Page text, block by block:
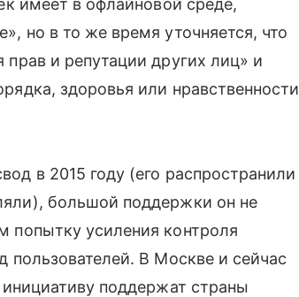
имеет в офлайновой среде,
но в то же время уточняется, что
и репутации других лиц» и
здоровья или нравственности
в 2015 году (его распространили
большой поддержки он не
усиления контроля
пользователей. В Москве и сейчас
поддержат страны